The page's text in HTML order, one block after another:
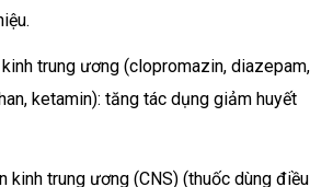
trung ương (clopromazin, diazepam,
ketamin): tăng tác dụng giảm huyết
kinh trung ương (CNS) (thuốc dùng điều